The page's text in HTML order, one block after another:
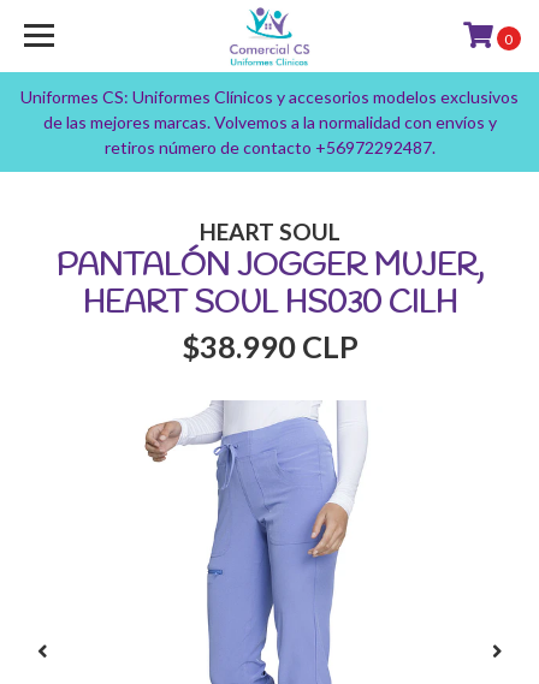
Uniformes CS: Uniformes Clínicos y accesorios modelos exclusivos
de las mejores marcas. Volvemos a la normalidad con envíos y
retiros número de contacto +56972292487.
0
HEART SOUL
PANTALÓN JOGGER MUJER,
HEART SOUL HS030 CILH
$38.990 CLP